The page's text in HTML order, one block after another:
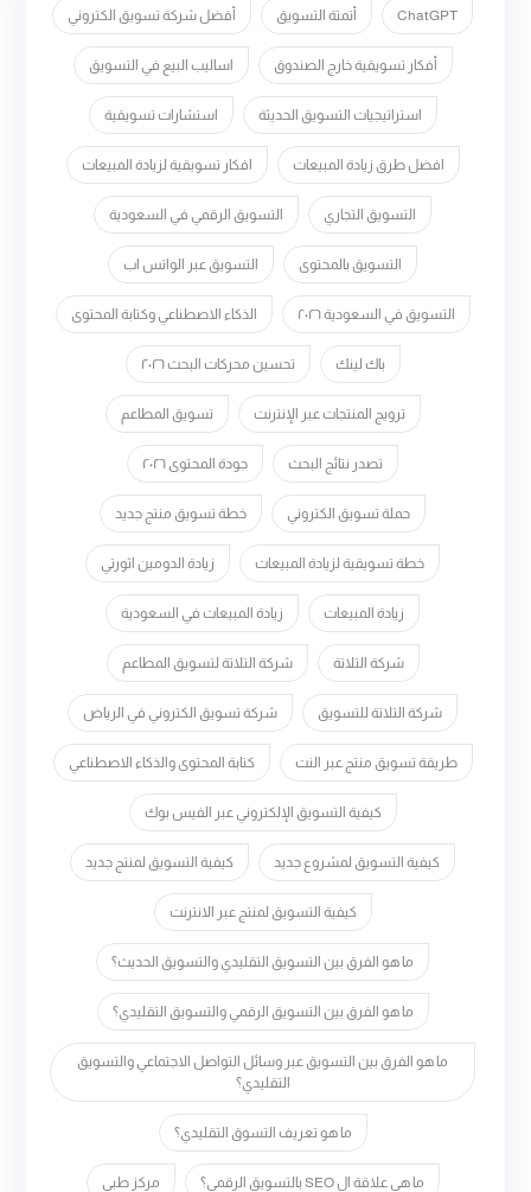
ChatGPT أتمتة التسويق أفضل شركة تسويق الكتروني
أفكار تسويقية خارج الصندوق اساليب البيع في التسويق
استراتيجيات التسويق الحديثة استشارات تسويقية
افضل طرق زيادة المبيعات افكار تسويقية لزيادة المبيعات
التسويق التجاري التسويق الرقمي في السعودية
التسويق بالمحتوى التسويق عبر الواتس اب
التسويق في السعودية ٢٠٢٦ الذكاء الاصطناعي وكتابة المحتوى
باك لينك تحسين محركات البحث ٢٠٢٦
ترويج المنتجات عبر الإنترنت تسويق المطاعم
تصدر نتائج البحث جودة المحتوى ٢٠٢٦
حملة تسويق الكتروني خطة تسويق منتج جديد
خطة تسويقية لزيادة المبيعات زيادة الدومين اثورتي
زيادة المبيعات زيادة المبيعات في السعودية
شركة التلاتة شركة التلاتة لتسويق المطاعم
شركة التلاتة للتسويق شركة تسويق الكتروني في الرياض
طريقة تسويق منتج عبر النت كتابة المحتوى والذكاء الاصطناعي
كيفية التسويق الإلكتروني عبر الفيس بوك
كيفية التسويق لمشروع جديد كيفية التسويق لمنتج جديد
كيفية التسويق لمنتج عبر الانترنت
ما هو الفرق بين التسويق التقليدي والتسويق الحديث؟
ما هو الفرق بين التسويق الرقمي والتسويق التقليدي؟
ما هو الفرق بين التسويق عبر وسائل التواصل الاجتماعي والتسويق
التقليدي؟
ما هو تعريف التسوق التقليدي؟
ما هي علاقة ال SEO بالتسويق الرقمي؟ مركز طبي